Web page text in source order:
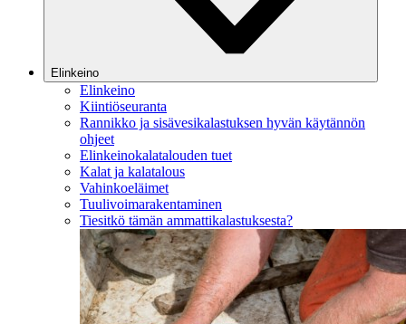
Elinkeino
Elinkeino
Kiintiöseuranta
Rannikko ja sisävesikalastuksen hyvän käytännön
ohjeet
Elinkeinokalatalouden tuet
Kalat ja kalatalous
Vahinkoeläimet
Tuulivoimarakentaminen
Tiesitkö tämän ammattikalastuksesta?